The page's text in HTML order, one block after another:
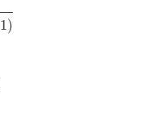
1)